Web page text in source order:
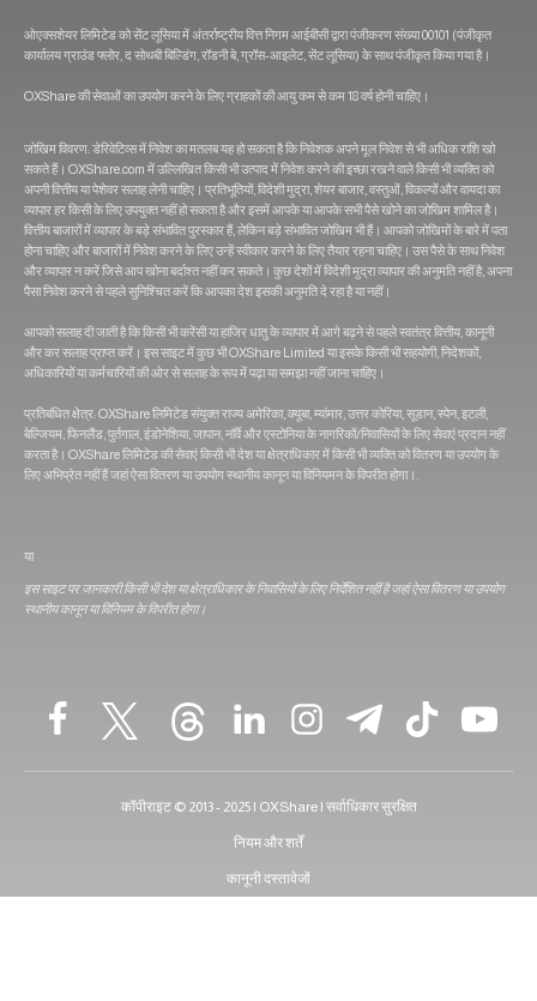
ओएक्सशेयर लिमिटेड को सेंट लूसिया में अंतर्राष्ट्रीय वित्त निगम आईबीसी द्वारा पंजीकरण संख्या 00101 (पंजीकृत
कार्यालय ग्राउंड फ्लोर, द सोथबी बिल्डिंग, रॉडनी बे, ग्रॉस-आइलेट, सेंट लूसिया) के साथ पंजीकृत किया गया है।
OXShare की सेवाओं का उपयोग करने के लिए ग्राहकों की आयु कम से कम 18 वर्ष होनी चाहिए।
जोखिम विवरण: डेरिवेटिव्स में निवेश का मतलब यह हो सकता है कि निवेशक अपने मूल निवेश से भी अधिक राशि खो
सकते हैं। OXShare.com में उल्लिखित किसी भी उत्पाद में निवेश करने की इच्छा रखने वाले किसी भी व्यक्ति को
अपनी वित्तीय या पेशेवर सलाह लेनी चाहिए। प्रतिभूतियों, विदेशी मुद्रा, शेयर बाजार, वस्तुओं, विकल्पों और वायदा का
व्यापार हर किसी के लिए उपयुक्त नहीं हो सकता है और इसमें आपके या आपके सभी पैसे खोने का जोखिम शामिल है।
वित्तीय बाजारों में व्यापार के बड़े संभावित पुरस्कार हैं, लेकिन बड़े संभावित जोखिम भी हैं। आपको जोखिमों के बारे में पता
होना चाहिए और बाजारों में निवेश करने के लिए उन्हें स्वीकार करने के लिए तैयार रहना चाहिए। उस पैसे के साथ निवेश
और व्यापार न करें जिसे आप खोना बर्दाश्त नहीं कर सकते। कुछ देशों में विदेशी मुद्रा व्यापार की अनुमति नहीं है, अपना
पैसा निवेश करने से पहले सुनिश्चित करें कि आपका देश इसकी अनुमति दे रहा है या नहीं।
आपको सलाह दी जाती है कि किसी भी करेंसी या हाजिर धातु के व्यापार में आगे बढ़ने से पहले स्वतंत्र वित्तीय, कानूनी
और कर सलाह प्राप्त करें। इस साइट में कुछ भी OXShare Limited या इसके किसी भी सहयोगी, निदेशकों,
अधिकारियों या कर्मचारियों की ओर से सलाह के रूप में पढ़ा या समझा नहीं जाना चाहिए।
प्रतिबंधित क्षेत्र: OXShare लिमिटेड संयुक्त राज्य अमेरिका, क्यूबा, म्यांमार, उत्तर कोरिया, सूडान, स्पेन, इटली,
बेल्जियम, फिनलैंड, पुर्तगाल, इंडोनेशिया, जापान, नॉर्वे और एस्टोनिया के नागरिकों/निवासियों के लिए सेवाएं प्रदान नहीं
करता है। OXShare लिमिटेड की सेवाएं किसी भी देश या क्षेत्राधिकार में किसी भी व्यक्ति को वितरण या उपयोग के
लिए अभिप्रेत नहीं हैं जहां ऐसा वितरण या उपयोग स्थानीय कानून या विनियमन के विपरीत होगा।.
या
इस साइट पर जानकारी किसी भी देश या क्षेत्राधिकार के निवासियों के लिए निर्देशित नहीं है जहां ऐसा वितरण या उपयोग
स्थानीय कानून या विनियम के विपरीत होगा।
कॉपीराइट © 2013 - 2025 | OXShare | सर्वाधिकार सुरक्षित
नियम और शर्तें
कानूनी दस्तावेजों